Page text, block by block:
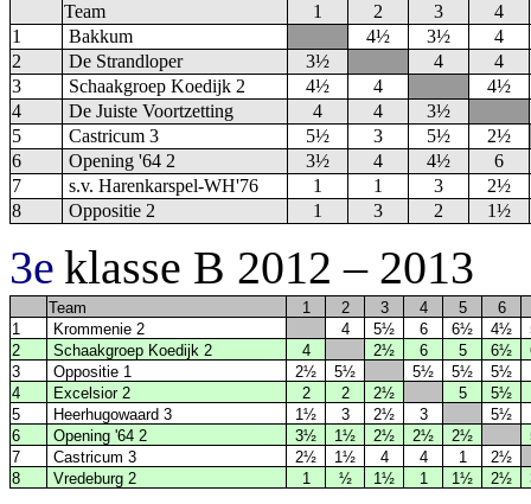
Team 1 2 3
4
1
Bakkum 4½ 3½
4
2
De Strandloper 3½ 4
4
3
Schaakgroep Koedijk 2 4½ 4
4½
4
De Juiste Voortzetting 4 4
3½
5
Castricum 3 5½ 3 5½
2½
6
Opening '64 2 3½ 4 4½
6
7
s.v. Harenkarspel-WH'76 1 1 3
2½
8
Oppositie 2 1 3 2 1½
3e klasse B 2012 – 2013
Team 1 2 3 4 5
6
1
Krommenie 2 4 5½ 6 6½ 4½
2
Schaakgroep Koedijk 2 4 2½ 6 5 6½
3
Oppositie 1 2½ 5½ 5½ 5½
5½
4
Excelsior 2 2 2 2½ 5
5½
5
Heerhugowaard 3 1½ 3 2½ 3
5½
6
Opening '64 2 3½ 1½ 2½ 2½ 2½
7
Castricum 3 2½ 1½ 4 4 1
2½
8
Vredeburg 2 1 ½ 1½ 1 1½ 2½